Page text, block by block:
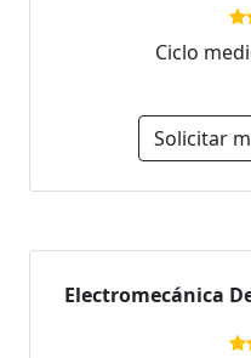
Ciclo
Solicitar
Electromecánica